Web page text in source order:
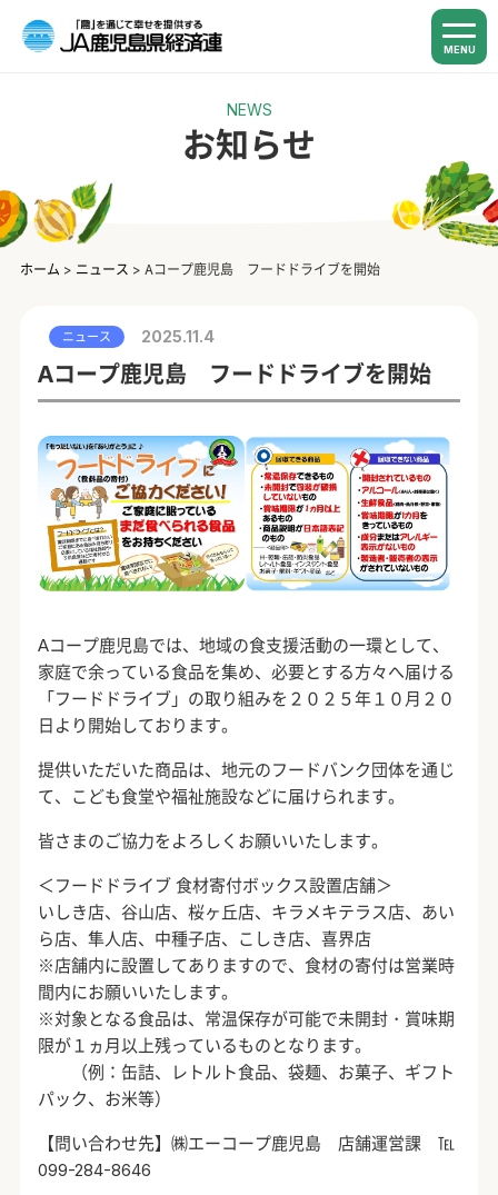
MENU
NEWS
お知らせ
ホーム > ニュース > Aコープ鹿児島 フードドライブを開始
ニュース 2025.11.4
Aコープ鹿児島 フードドライブを開始
Aコープ鹿児島では、地域の食支援活動の一環として、
家庭で余っている食品を集め、必要とする方々へ届ける
「フードドライブ」の取り組みを２０２５年１０月２０
日より開始しております。
提供いただいた商品は、地元のフードバンク団体を通じ
て、こども食堂や福祉施設などに届けられます。
皆さまのご協力をよろしくお願いいたします。
＜フードドライブ 食材寄付ボックス設置店舗＞
いしき店、谷山店、桜ヶ丘店、キラメキテラス店、あい
ら店、隼人店、中種子店、こしき店、喜界店
※店舗内に設置してありますので、食材の寄付は営業時
間内にお願いいたします。
※対象となる食品は、常温保存が可能で未開封・賞味期
限が１ヵ月以上残っているものとなります。
（例：缶詰、レトルト食品、袋麺、お菓子、ギフト
パック、お米等）
【問い合わせ先】㈱エーコープ鹿児島 店舗運営課 ℡
099-284-8646